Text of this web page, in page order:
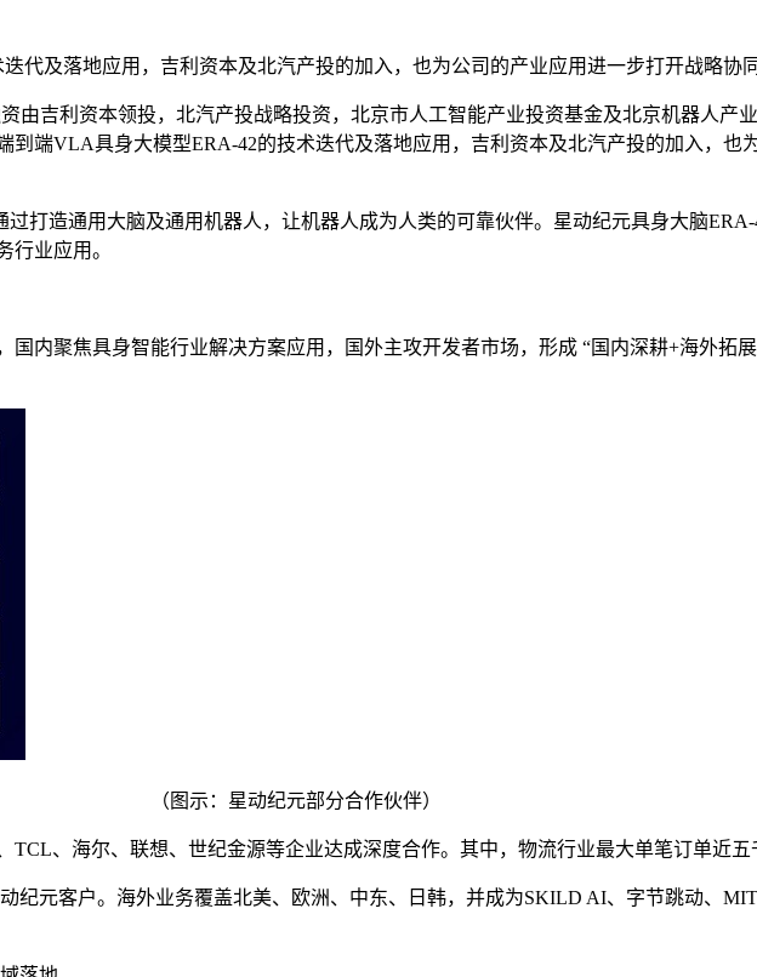
代及落地应用，吉利资本及北汽产投的加入，也为公司的产业应用进一步打开战略协
由吉利资本领投，北汽产投战略投资，北京市人工智能产业投资基金及北京机器人产
端VLA具身大模型ERA-42的技术迭代及落地应用，吉利资本及北汽产投的加入，也
打造通用大脑及通用机器人，让机器人成为人类的可靠伙伴。星动纪元具身大脑
行业应用。
内聚焦具身智能行业解决方案应用，国外主攻开发者市场，形成 “国内深耕+海外拓
（图示：星动纪元部分合作伙伴）
、海尔、联想、世纪金源等企业达成深度合作。其中，物流行业最大单笔订单近五
纪元客户。海外业务覆盖北美、欧洲、中东、日韩，并成为SKILD AI、字节跳动、